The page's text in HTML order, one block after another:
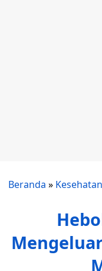
Beranda » Kesehatan